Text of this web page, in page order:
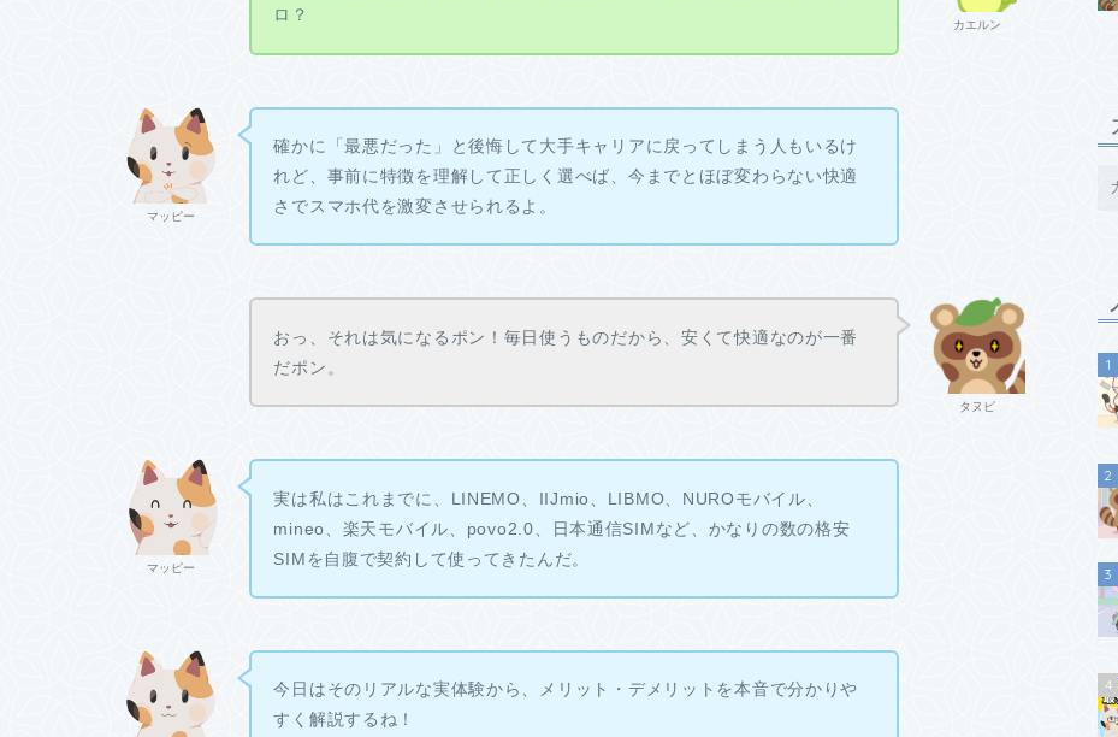
カエルン
ロ？
マッピー
確かに「最悪だった」と後悔して大手キャリアに戻ってしまう人もいるけ
れど、事前に特徴を理解して正しく選べば、今までとほぼ変わらない快適
さでスマホ代を激変させられるよ。
タヌピ
おっ、それは気になるポン！毎日使うものだから、安くて快適なのが一番
だポン。
マッピー
実は私はこれまでに、LINEMO、IIJmio、LIBMO、NUROモバイル、
mineo、楽天モバイル、povo2.0、日本通信SIMなど、かなりの数の格安
SIMを自腹で契約して使ってきたんだ。
今日はそのリアルな実体験から、メリット・デメリットを本音で分かりや
すく解説するね！
1
2
3
4